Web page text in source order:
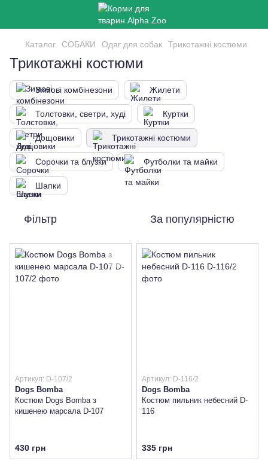
Каталог СОБАКИ Одяг для собак Трикотажні костюми
Трикотажні костюми
Зимові комбінезони Жилети
Толстовки, светри, худі Куртки
Дощовики Трикотажні костюми
Сорочки та блузки Футболки та майки
Шапки
Фільтр За популярністю
Артикул: D-107/2
Dogs Bomba
Костюм Dogs Bomba з
кишенею марсала D-107
430 грн
Артикул: D-116/2
Dogs Bomba
Костюм пильник небесний D-
116
335 грн